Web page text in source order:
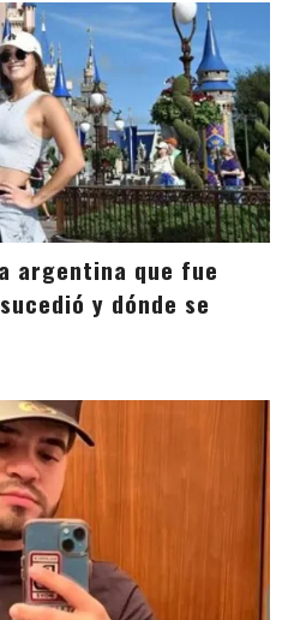
argentina que fue
y dónde se